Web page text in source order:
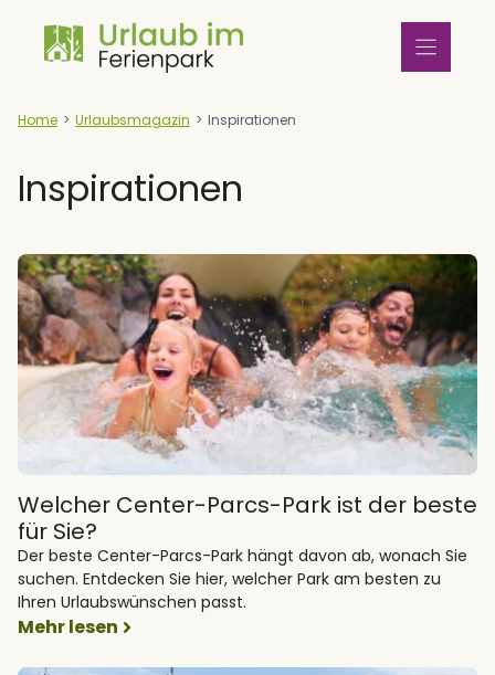
Inhalt
springen
Home > Urlaubsmagazin > Inspirationen
Inspirationen
Welcher Center-Parcs-Park ist der beste
für Sie?
Der beste Center-Parcs-Park hängt davon ab, wonach Sie
suchen. Entdecken Sie hier, welcher Park am besten zu
Ihren Urlaubswünschen passt.
Mehr lesen